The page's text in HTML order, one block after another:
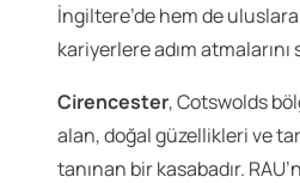
İngiltere’de hem de
kariyerlere adım atmalarını
Cirencester, Cotswolds
alan, doğal güzellikleri ve
tanınan bir kasabadır.